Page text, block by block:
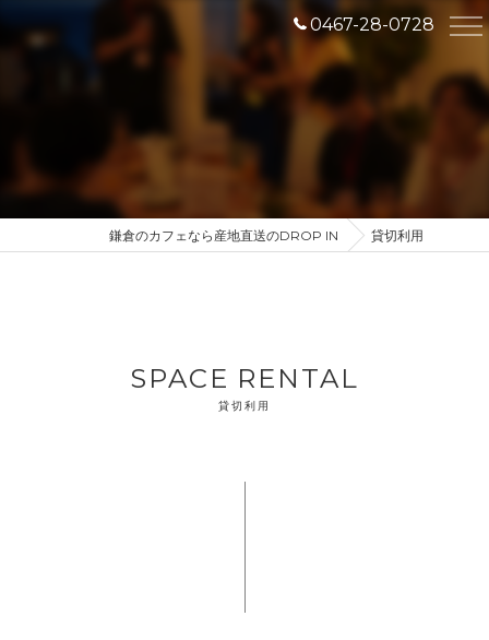
0467-28-0728
鎌倉のカフェなら産地直送のDROP IN 貸切利用
貸切利用
SPACE RENTAL